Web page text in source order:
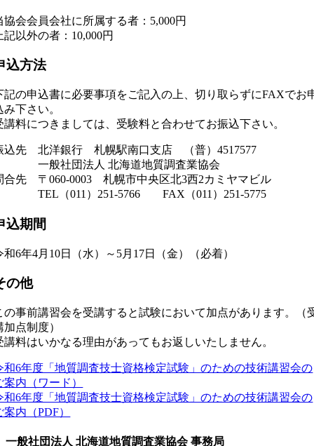
協会会員会社に所属する者：5,000円
記以外の者：10,000円
込方法
記の申込書に必要事項をご記入の上、切り取らずにFAXでお
み下さい。
講料につきましては、受験料と合わせてお振込下さい。
込先 北洋銀行 札幌駅南口支店 （普）4517577
般社団法人 北海道地質調査業協会
合先 〒060-0003 札幌市中央区北3西2カミヤマビル
（011）251-5766 FAX（011）251-5775
込期間
和6年4月10日（水）～5月17日（金）（必着）
の他
の事前講習会を受講すると試験において加点があります。（
加点制度）
講料はいかなる理由があってもお返しいたしません。
和6年度「地質調査技士資格検定試験」のための技術講習会の
案内（ワード）
和6年度「地質調査技士資格検定試験」のための技術講習会の
案内（PDF）
一般社団法人 北海道地質調査業協会 事務局